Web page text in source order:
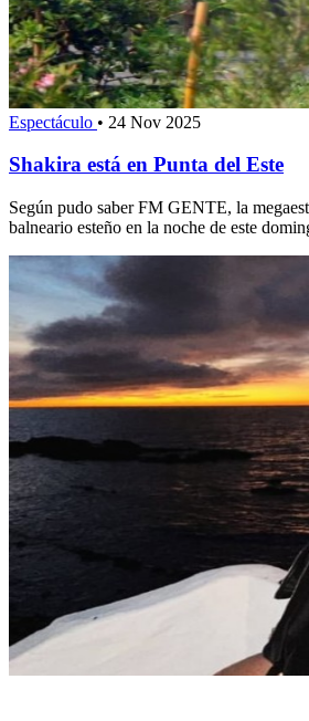
Espectáculo • 24 Nov 2025
Shakira está en Punta del Este
Según pudo saber FM GENTE, la
balneario esteño en la noche de este